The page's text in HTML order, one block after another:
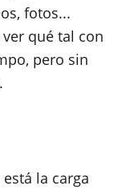
fotos...
qué tal con
pero sin
la carga